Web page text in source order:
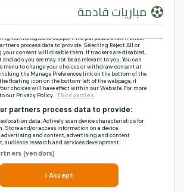
مباريات قادمة